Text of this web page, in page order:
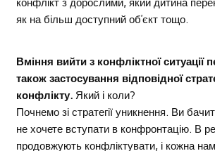
конфлікт з дорослими, який дитина
як на більш доступний об’єкт тощо.
Вміння вийти з конфліктної ситуації
також застосування відповідної
конфлікту. Який і коли?
Почнемо зі стратегії уникнення. Ви
не хочете вступати в конфронтацію. В
продовжують конфліктувати, і кожна